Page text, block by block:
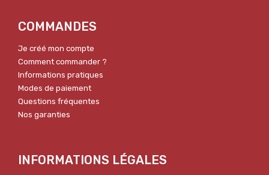
COMMANDES
Je créé mon compte
Comment commander ?
Informations pratiques
Modes de paiement
Questions fréquentes
Nos garanties
INFORMATIONS LÉGALES